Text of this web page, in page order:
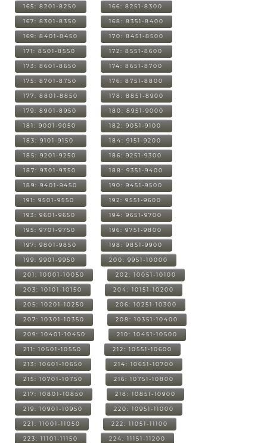
165: 8201-8250 166: 8251-8300
167: 8301-8350 168: 8351-8400
169: 8401-8450 170: 8451-8500
171: 8501-8550 172: 8551-8600
173: 8601-8650 174: 8651-8700
175: 8701-8750 176: 8751-8800
177: 8801-8850 178: 8851-8900
179: 8901-8950 180: 8951-9000
181: 9001-9050 182: 9051-9100
183: 9101-9150 184: 9151-9200
185: 9201-9250 186: 9251-9300
187: 9301-9350 188: 9351-9400
189: 9401-9450 190: 9451-9500
191: 9501-9550 192: 9551-9600
193: 9601-9650 194: 9651-9700
195: 9701-9750 196: 9751-9800
197: 9801-9850 198: 9851-9900
199: 9901-9950 200: 9951-10000
201: 10001-10050 202: 10051-10100
203: 10101-10150 204: 10151-10200
205: 10201-10250 206: 10251-10300
207: 10301-10350 208: 10351-10400
209: 10401-10450 210: 10451-10500
211: 10501-10550 212: 10551-10600
213: 10601-10650 214: 10651-10700
215: 10701-10750 216: 10751-10800
217: 10801-10850 218: 10851-10900
219: 10901-10950 220: 10951-11000
221: 11001-11050 222: 11051-11100
223: 11101-11150 224: 11151-11200